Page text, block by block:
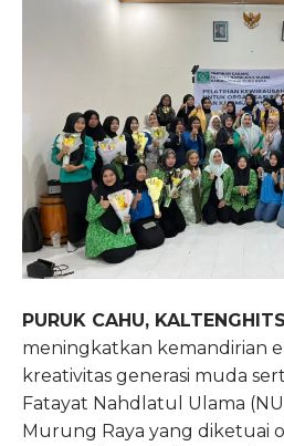
PURUK CAHU,
meningkatkan kemandirian
kreativitas generasi muda
Fatayat Nahdlatul Ulama
Murung Raya yang diketuai